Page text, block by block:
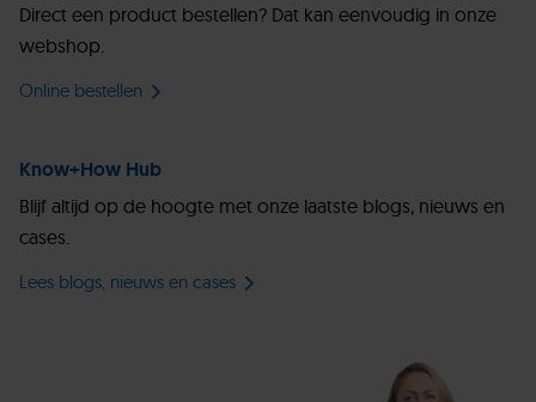
Direct een product bestellen? Dat kan eenvoudig in onze
webshop.
Online bestellen
Know+How Hub
Blijf altijd op de hoogte met onze laatste blogs, nieuws en
cases.
Lees blogs, nieuws en cases